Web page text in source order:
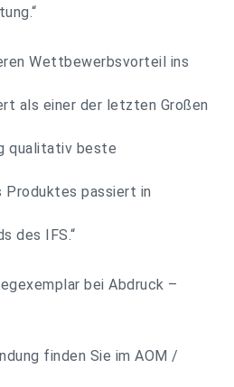
Wettbewerbsvorteil ins
als einer der letzten Großen
qualitativ beste
Produktes passiert in
des IFS.“
bei Abdruck –
finden Sie im AOM /